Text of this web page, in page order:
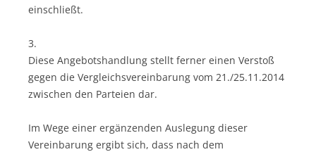
einschließt.
3.
Diese Angebotshandlung stellt ferner einen Verstoß
gegen die Vergleichsvereinbarung vom 21./25.11.2014
zwischen den Parteien dar.
Im Wege einer ergänzenden Auslegung dieser
Vereinbarung ergibt sich, dass nach dem